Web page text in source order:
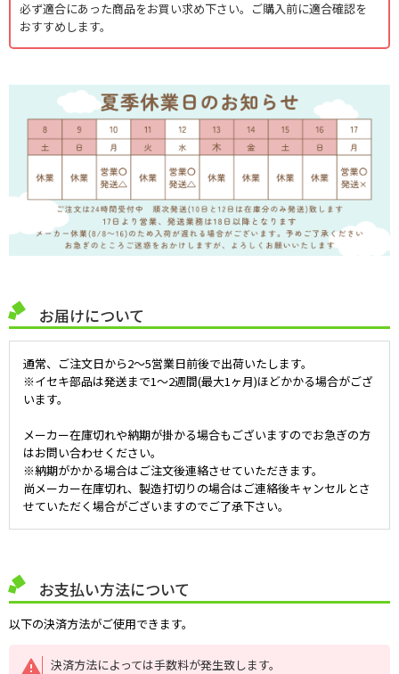
必ず適合にあった商品をお買い求め下さい。ご購入前に適合確認を
おすすめします。
お届けについて
通常、ご注文日から2～5営業日前後で出荷いたします。
※イセキ部品は発送まで1～2週間(最大1ヶ月)ほどかかる場合がござ
います。
メーカー在庫切れや納期が掛かる場合もございますのでお急ぎの方
はお問い合わせください。
※納期がかかる場合はご注文後連絡させていただきます。
尚メーカー在庫切れ、製造打切りの場合はご連絡後キャンセルとさ
せていただく場合がございますのでご了承下さい。
お支払い方法について
以下の決済方法がご使用できます。
決済方法によっては手数料が発生致します。